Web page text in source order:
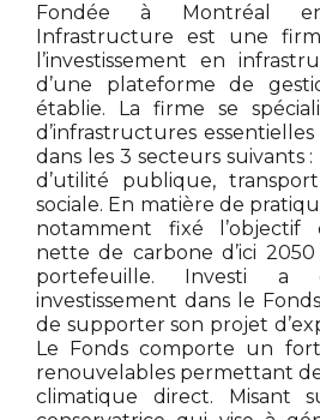
Fondée à Montréal
Infrastructure est une
l’investissement en
d’une plateforme de
établie. La firme se
d’infrastructures
dans les 3 secteurs suivants
d’utilité publique,
sociale. En matière de
notamment fixé l’objectif
nette de carbone d’ici
portefeuille.
Investi a
investissement dans le
de supporter son projet
Le Fonds comporte un
renouvelables permettant
climatique direct. Misant